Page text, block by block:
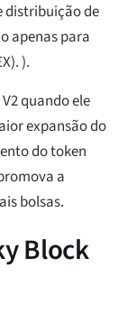
distribuição de
apenas para
).
quando ele
expansão do
do token
a
bolsas.
Block